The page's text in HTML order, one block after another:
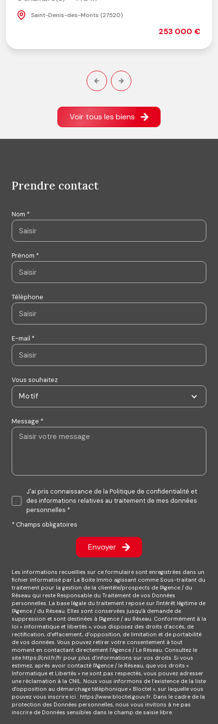
des-Monts (27520)
Voir tous les biens
prendre contact
Nom *
Prénom *
Téléphone
E-mail *
Vous souhaitez
Motif
Message *
J'ai pris connaissance de la Politique de confidentialité et
des informations relatives au traitement de mes données
personnelles *
* Champs obligatoires
Envoyer
Les informations recueillies sur ce formulaire sont enregistrées dans un
fichier informatisé par La Boite Immo agissant comme Sous-traitant du
traitement pour la gestion de la clientèle/prospects de l'Agence / du
Réseau qui reste Responsable du Traitement de vos Données
personnelles. La base légale du traitement repose sur l'intérêt légitime de
l'Agence / du Réseau. Elles sont conservées jusqu'à demande de
suppression et sont destinées à l'Agence / au Réseau. Conformément à la
loi « informatique et libertés », vous disposez des droits d’accès, de
rectification, d’effacement, d’opposition, de limitation et de portabilité
de vos données. Vous pouvez retirer votre consentement à tout
moment en contactant directement l’Agence / Le Réseau. Consultez le
site https://cnil.fr/fr pour plus d’informations sur vos droits. Si vous
estimez, après avoir contacté l'Agence / le Réseau, que vos droits «
Informatique et Libertés » ne sont pas respectés, vous pouvez adresser
une réclamation à la CNIL. Nous vous informons de l’existence de la liste
d'opposition au démarchage téléphonique « Bloctel », sur laquelle vous
pouvez vous inscrire ici : https://www.bloctel.gouv.fr. Dans le cadre de la
protection des Données personnelles, nous vous invitons à ne pas
inscrire de Données sensibles dans le champ de saisie libre.